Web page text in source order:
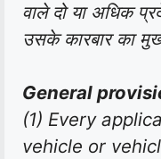
वाले दो या अधिक
उसके कारबार का
General
(1) Every
vehicle or